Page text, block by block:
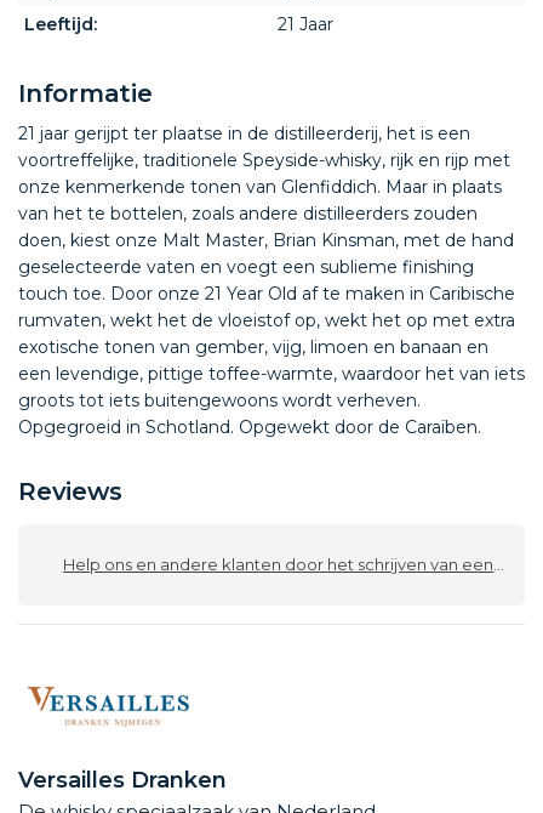
Leeftijd:
21 Jaar
Informatie
21 jaar gerijpt ter plaatse in de distilleerderij, het is een
voortreffelijke, traditionele Speyside-whisky, rijk en rijp met
onze kenmerkende tonen van Glenfiddich. Maar in plaats
van het te bottelen, zoals andere distilleerders zouden
doen, kiest onze Malt Master, Brian Kinsman, met de hand
geselecteerde vaten en voegt een sublieme finishing
touch toe. Door onze 21 Year Old af te maken in Caribische
rumvaten, wekt het de vloeistof op, wekt het op met extra
exotische tonen van gember, vijg, limoen en banaan en
een levendige, pittige toffee-warmte, waardoor het van iets
groots tot iets buitengewoons wordt verheven.
Opgegroeid in Schotland. Opgewekt door de Caraïben.
Reviews
Help ons en andere klanten door het schrijven van een review
Versailles Dranken